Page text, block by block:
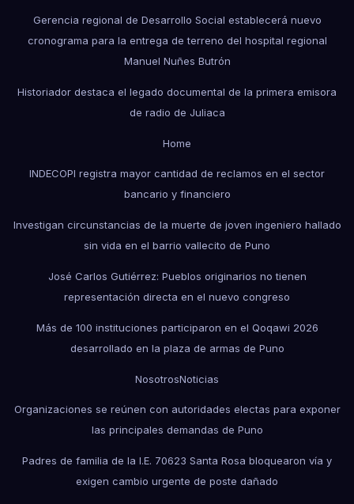
Gerencia regional de Desarrollo Social establecerá nuevo
cronograma para la entrega de terreno del hospital regional
Manuel Nuñes Butrón
Historiador destaca el legado documental de la primera emisora
de radio de Juliaca
Home
INDECOPI registra mayor cantidad de reclamos en el sector
bancario y financiero
Investigan circunstancias de la muerte de joven ingeniero hallado
sin vida en el barrio vallecito de Puno
José Carlos Gutiérrez: Pueblos originarios no tienen
representación directa en el nuevo congreso
Más de 100 instituciones participaron en el Qoqawi 2026
desarrollado en la plaza de armas de Puno
NosotrosNoticias
Organizaciones se reúnen con autoridades electas para exponer
las principales demandas de Puno
Padres de familia de la I.E. 70623 Santa Rosa bloquearon vía y
exigen cambio urgente de poste dañado